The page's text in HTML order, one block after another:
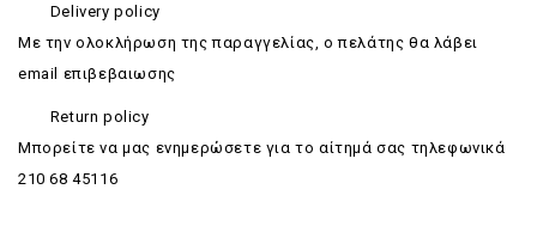
Delivery policy
Με την ολοκλήρωση της παραγγελίας, ο πελάτης θα λάβει
email επιβεβαιωσης
Return policy
Mπορείτε να μας ενημερώσετε για το αίτημά σας τηλεφωνικά
210 68 45116